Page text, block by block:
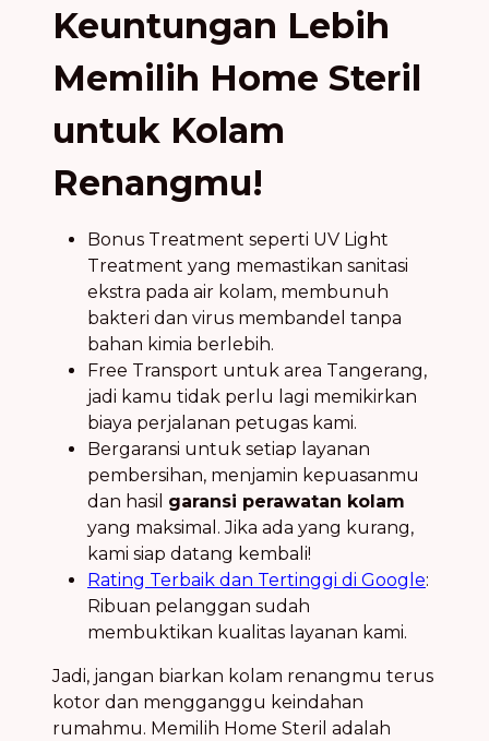
Keuntungan Lebih
Memilih Home Steril
untuk Kolam
Renangmu!
Bonus Treatment seperti UV Light
Treatment yang memastikan sanitasi
ekstra pada air kolam, membunuh
bakteri dan virus membandel tanpa
bahan kimia berlebih.
Free Transport untuk area Tangerang,
jadi kamu tidak perlu lagi memikirkan
biaya perjalanan petugas kami.
Bergaransi untuk setiap layanan
pembersihan, menjamin kepuasanmu
dan hasil garansi perawatan kolam
yang maksimal. Jika ada yang kurang,
kami siap datang kembali!
Rating Terbaik dan Tertinggi di Google:
Ribuan pelanggan sudah
membuktikan kualitas layanan kami.
Jadi, jangan biarkan kolam renangmu terus
kotor dan mengganggu keindahan
rumahmu. Memilih Home Steril adalah